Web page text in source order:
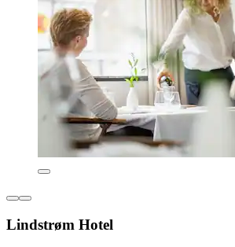
Lindstrøm Hotel